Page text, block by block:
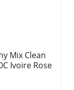
Mix Clean
Ivoire Rose